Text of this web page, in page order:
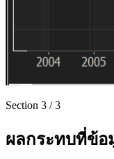
Section 3 /3
ผลกระทบที่ข้อ